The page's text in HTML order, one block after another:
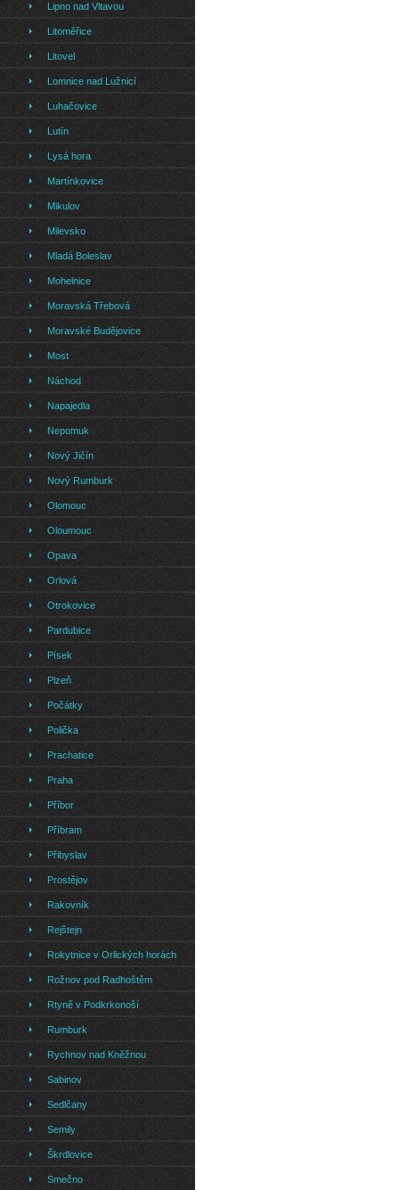
Lipno nad Vltavou
Litoměřice
Litovel
Lomnice nad Lužnicí
Luhačovice
Lutín
Lysá hora
Martínkovice
Mikulov
Milevsko
Mladá Boleslav
Mohelnice
Moravská Třebová
Moravské Budějovice
Most
Náchod
Napajedla
Nepomuk
Nový Jičín
Nový Rumburk
Olomouc
Oloumouc
Opava
Orlová
Otrokovice
Pardubice
Písek
Plzeň
Počátky
Polička
Prachatice
Praha
Příbor
Příbram
Přibyslav
Prostějov
Rakovník
Rejštejn
Rokytnice v Orlických horách
Rožnov pod Radhoštěm
Rtyně v Podkrkonoší
Rumburk
Rychnov nad Kněžnou
Sabinov
Sedlčany
Semily
Škrdlovice
Smečno